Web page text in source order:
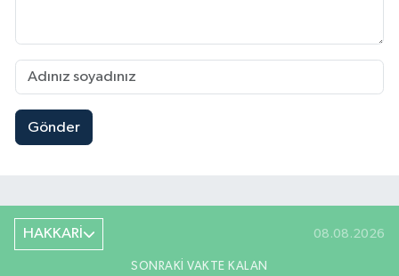
Gönder
HAKKARİ 08.08.2026
SONRAKI VAKTE KALAN